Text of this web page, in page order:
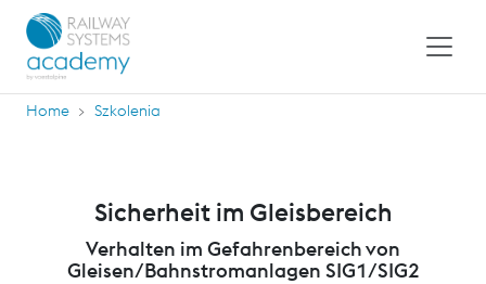
Home Szkolenia
Sicherheit im Gleisbereich
Verhalten im Gefahrenbereich von
Gleisen/Bahnstromanlagen SIG1/SIG2